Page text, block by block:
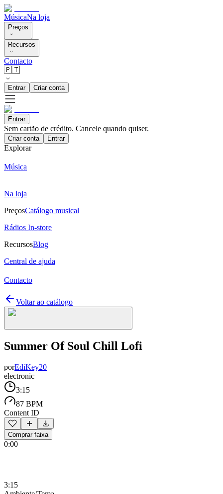
MúsicaNa loja
Preços
Recursos
Contacto
🇵🇹
Entrar Criar conta
Entrar
Sem cartão de crédito. Cancele quando quiser.
Criar conta Entrar
Explorar
Música
Na loja
PreçosCatálogo musical
Rádios In-store
RecursosBlog
Central de ajuda
Contacto
Voltar ao catálogo
Summer Of Soul Chill Lofi
porEdiKey20
electronic
3:15
87 BPM
Content ID
Comprar faixa
0:00
3:15